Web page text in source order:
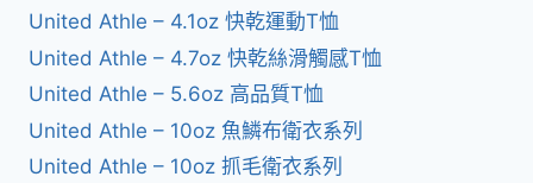
United Athle – 4.1oz 快乾運動T恤
United Athle – 4.7oz 快乾絲滑觸感T恤
United Athle – 5.6oz 高品質T恤
United Athle – 10oz 魚鱗布衛衣系列
United Athle – 10oz 抓毛衛衣系列